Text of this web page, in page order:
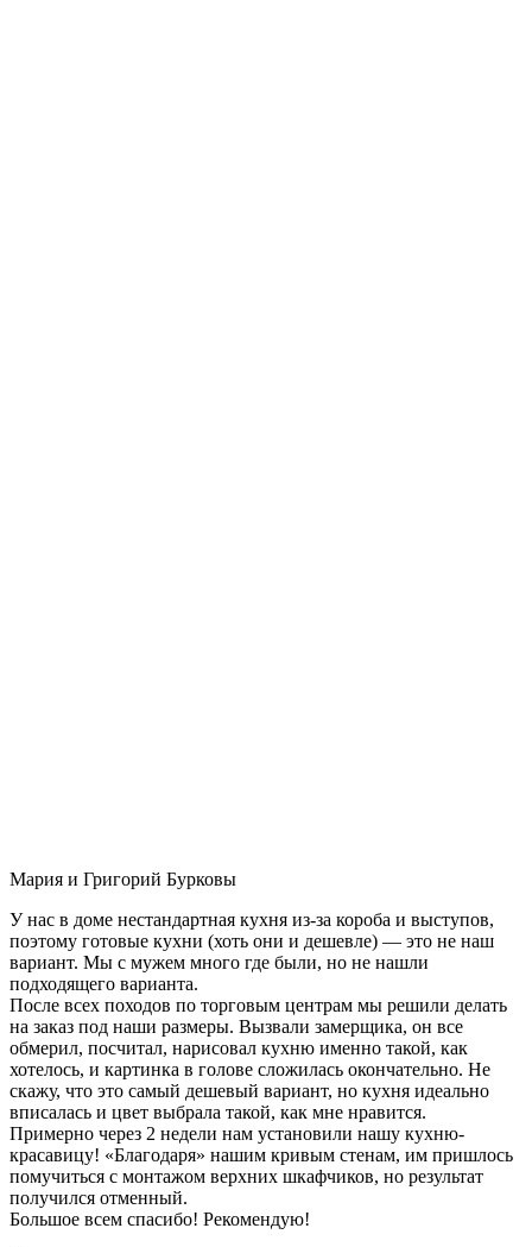
Мария и Григорий Бурковы
У нас в доме нестандартная кухня из-за короба и выступов,
поэтому готовые кухни (хоть они и дешевле) — это не наш
вариант. Мы с мужем много где были, но не нашли
подходящего варианта.
После всех походов по торговым центрам мы решили делать
на заказ под наши размеры. Вызвали замерщика, он все
обмерил, посчитал, нарисовал кухню именно такой, как
хотелось, и картинка в голове сложилась окончательно. Не
скажу, что это самый дешевый вариант, но кухня идеально
вписалась и цвет выбрала такой, как мне нравится.
Примерно через 2 недели нам установили нашу кухню-
красавицу! «Благодаря» нашим кривым стенам, им пришлось
помучиться с монтажом верхних шкафчиков, но результат
получился отменный.
Большое всем спасибо! Рекомендую!